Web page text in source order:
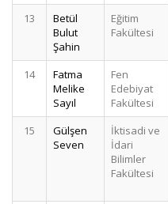
13
Betül
Bulut
Şahin
Eğitim
Fakültesi
14
Fatma
Melike
Sayıl
Fen
Edebiyat
Fakültesi
15
Gülşen
Seven
İktisadi ve
İdari
Bilimler
Fakültesi